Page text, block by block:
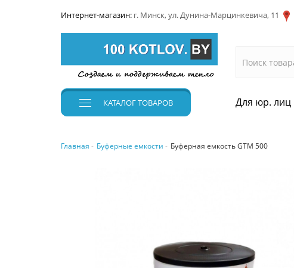
Интернет-магазин: г. Минск, ул. Дунина-Марцинкевича, 11
КАТАЛОГТОВАРОВ Для юр. лиц
Главная Буферные емкости Буферная емкость GTM 500